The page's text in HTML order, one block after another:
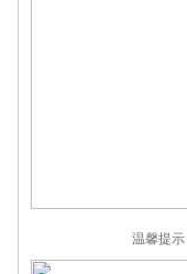
温馨提